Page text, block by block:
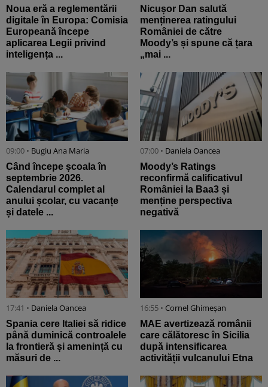
Noua eră a reglementării
digitale în Europa: Comisia
Europeană începe
aplicarea Legii privind
inteligența ...
Nicușor Dan salută
menținerea ratingului
României de către
Moody’s și spune că țara
„mai ...
09:00 • Bugiu ⁠Ana Maria
Când începe școala în
septembrie 2026.
Calendarul complet al
anului școlar, cu vacanțe
și datele ...
07:00 • Daniela Oancea
Moody’s Ratings
reconfirmă calificativul
României la Baa3 și
menține perspectiva
negativă
17:41 • Daniela Oancea
Spania cere Italiei să ridice
până duminică controalele
la frontieră și amenință cu
măsuri de ...
16:55 • Cornel Ghimeșan
MAE avertizează românii
care călătoresc în Sicilia
după intensificarea
activității vulcanului Etna